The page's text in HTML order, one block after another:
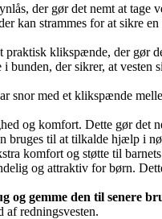
der gør det nemt at tage
kan strammes for at sikre
klikspænde, der gør
bunden, der sikrer, at
snor med et klikspænde
og komfort. Dette gør det
bruges til at tilkalde hjælp i
komfort og støtte til
og attraktiv for børn.
og gemme den til senere
redningsvesten.